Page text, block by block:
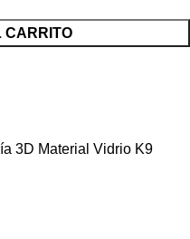
CARRITO
3D Material Vidrio K9